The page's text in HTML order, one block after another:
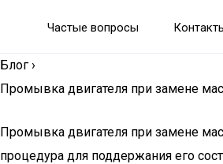
Частые вопросы
Блог ›
Промывка двигателя при замене
Промывка двигателя при замене
процедура для поддержания его